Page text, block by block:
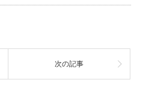
次の記事